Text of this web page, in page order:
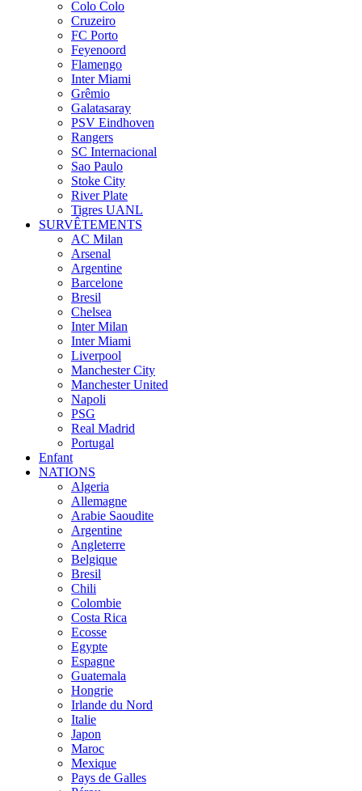
Colo Colo
Cruzeiro
FC Porto
Feyenoord
Flamengo
Inter Miami
Grêmio
Galatasaray
PSV Eindhoven
Rangers
SC Internacional
Sao Paulo
Stoke City
River Plate
Tigres UANL
SURVÊTEMENTS
AC Milan
Arsenal
Argentine
Barcelone
Bresil
Chelsea
Inter Milan
Inter Miami
Liverpool
Manchester City
Manchester United
Napoli
PSG
Real Madrid
Portugal
Enfant
NATIONS
Algeria
Allemagne
Arabie Saoudite
Argentine
Angleterre
Belgique
Bresil
Chili
Colombie
Costa Rica
Ecosse
Egypte
Espagne
Guatemala
Hongrie
Irlande du Nord
Italie
Japon
Maroc
Mexique
Pays de Galles